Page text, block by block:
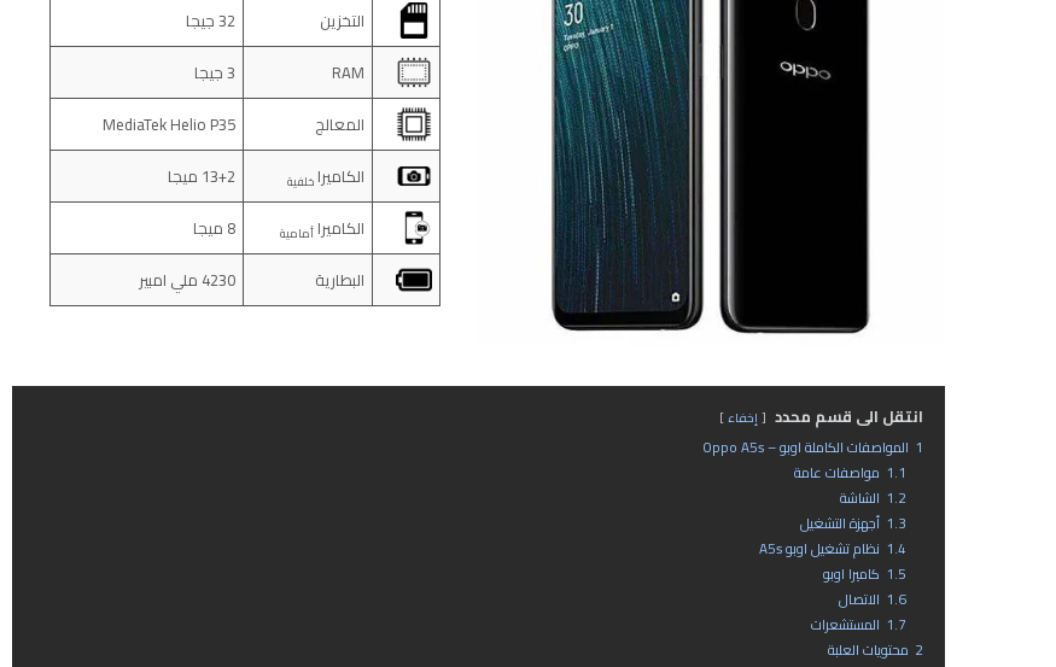
التخزين
32 جيجا
RAM
3 جيجا
المعالج
MediaTek Helio P35
الكاميراخلفية
13+2 ميجا
الكاميراأمامية
8 ميجا
البطارية
4230 ملي امبير
انتقل الى قسم محدد إخفاء
1 المواصفات الكاملة اوبو – Oppo A5s
1.1 مواصفات عامة
1.2 الشاشة
1.3 أجهزة التشغيل
1.4 نظام تشغيل اوبو A5s
1.5 كاميرا اوبو
1.6 الاتصال
1.7 المستشعرات
2 محتويات العلبة